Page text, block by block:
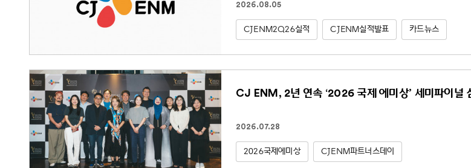
2026.08.05
CJENM2Q26실적 CJENM실적발표 카드뉴스
CJ ENM, 2년 연속 ‘2026 국제 에미상’ 세미파이널
2026.07.28
2026국제에미상 CJENM파트너스데이